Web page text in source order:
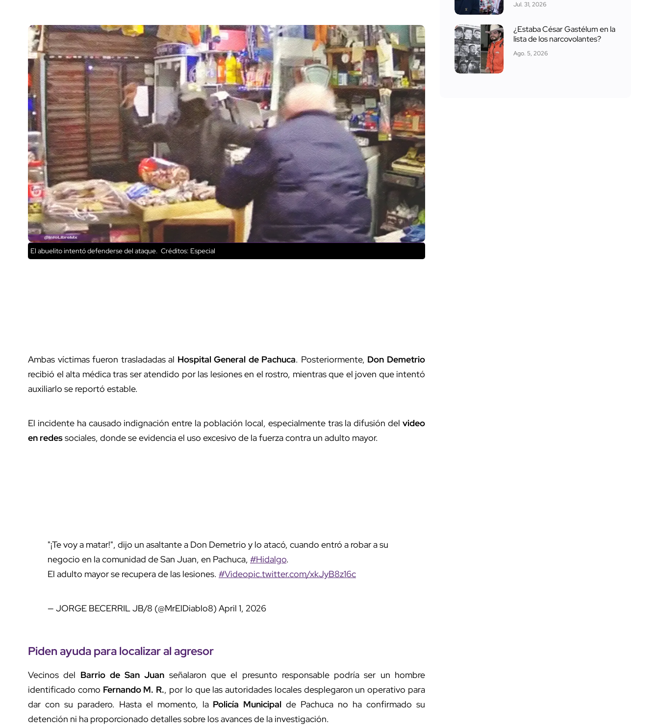
El abuelito intentó defenderse del ataque. Créditos: Especial
Ambas víctimas fueron trasladadas al Hospital General de Pachuca. Posteriormente, Don Demetrio
recibió el alta médica tras ser atendido por las lesiones en el rostro, mientras que el joven que intentó
auxiliarlo se reportó estable.
El incidente ha causado indignación entre la población local, especialmente tras la difusión del video
en redessociales, donde se evidencia el uso excesivo de la fuerza contra un adulto mayor.
"¡Te voy a matar!", dijo un asaltante a Don Demetrio y lo atacó, cuando entró a robar a su
negocio en la comunidad de San Juan, en Pachuca, #Hidalgo.
El adulto mayor se recupera de las lesiones. #Videopic.twitter.com/xkJyB8z16c
— JORGE BECERRIL JB/8 (@MrElDiablo8) April 1, 2026
Piden ayuda para localizar al agresor
Vecinos del Barrio de San Juan señalaron que el presunto responsable podría ser un hombre
identificado como Fernando M. R., por lo que las autoridades locales desplegaron un operativo para
dar con su paradero. Hasta el momento, la Policía Municipal de Pachuca no ha confirmado su
detención ni ha proporcionado detalles sobre los avances de la investigación.
Jul. 31, 2026
¿Estaba César Gastélum en la
lista de los narcovolantes?
Ago. 5, 2026